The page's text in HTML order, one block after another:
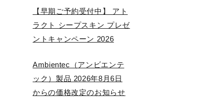
【早期ご予約受付中】 アト
ラクト シープスキン プレゼ
ントキャンペーン 2026
Ambientec（アンビエンテ
ック）製品 2026年8月6日
からの価格改定のお知らせ